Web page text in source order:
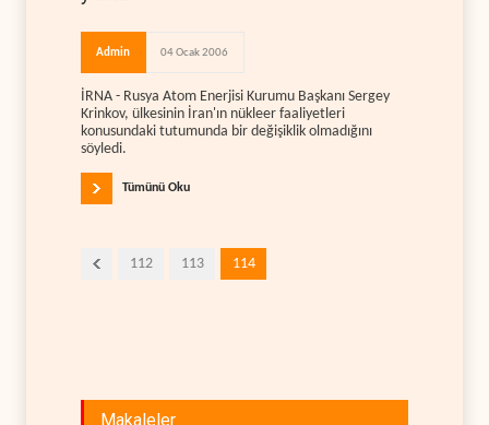
Admin 04 Ocak 2006
İRNA - Rusya Atom Enerjisi Kurumu Başkanı Sergey
Krinkov, ülkesinin İran'ın nükleer faaliyetleri
konusundaki tutumunda bir değişiklik olmadığını
söyledi.
Tümünü Oku
112 113 114
Makaleler